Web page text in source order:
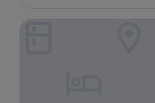
Holiday Inn Express